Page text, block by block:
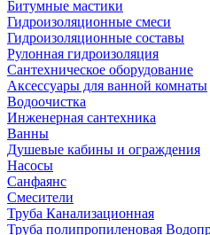
Битумные мастики
Гидроизоляционные смеси
Гидроизоляционные составы
Рулонная гидроизоляция
Сантехническое оборудование
Аксессуары для ванной комнаты
Водоочистка
Инженерная сантехника
Ванны
Душевые кабины и ограждения
Насосы
Санфаянс
Смесители
Труба Канализационная
Труба полипропиленовая